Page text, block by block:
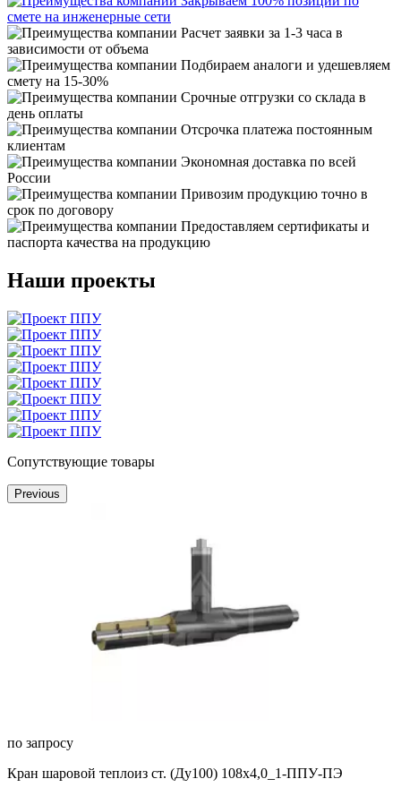
смете на инженерные сети
Расчет заявки за 1-3 часа в
зависимости от объема
Подбираем аналоги и удешевляем
смету на 15-30%
Срочные отгрузки со склада в
день оплаты
Отсрочка платежа постоянным
клиентам
Экономная доставка по всей
России
Привозим продукцию точно в
срок по договору
Предоставляем сертификаты и
паспорта качества на продукцию
Наши проекты
Сопутствующие товары
Previous
по запросу
Кран шаровой теплоиз ст. (Ду100) 108х4,0_1-ППУ-ПЭ